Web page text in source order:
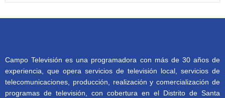
Campo Televisión es una programadora con más de 30 años de
experiencia, que opera servicios de televisión local, servicios de
telecomunicaciones, producción, realización y comercialización de
programas de televisión, con cobertura en el Distrito de Santa